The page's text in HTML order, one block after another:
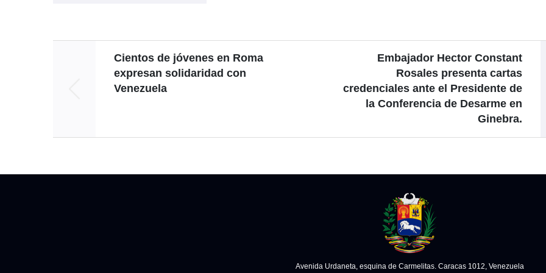
Cientos de jóvenes en Roma
expresan solidaridad con
Venezuela
Embajador Hector Constant
Rosales presenta cartas
credenciales ante el Presidente de
la Conferencia de Desarme en
Ginebra.
Avenida Urdaneta, esquina de Carmelitas. Caracas 1012, Venezuela